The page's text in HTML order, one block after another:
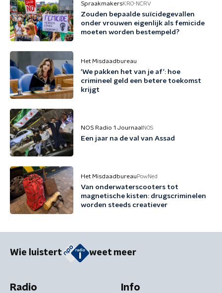
SpraakmakersKRO-NCRV
Zouden bepaalde suïcidegevallen
onder vrouwen eigenlijk als femicide
moeten worden bestempeld?
Het Misdaadbureau
'We pakken het van je af': hoe
crimineel geld een betere toekomst
krijgt
NOS Radio 1 Journaal NOS
Een jaar na de val van Assad
Het Misdaadbureau PowNed
Van onderwaterscooters tot
magnetische kisten: drugscriminelen
worden steeds creatiever
Wie luistert weet meer
Radio Info